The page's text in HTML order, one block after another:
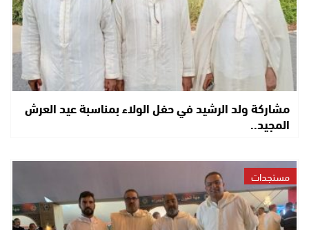
مشاركة ولد الرشيد في حفل الولاء بمناسبة عيد العرش
المجيد..
مستجدات